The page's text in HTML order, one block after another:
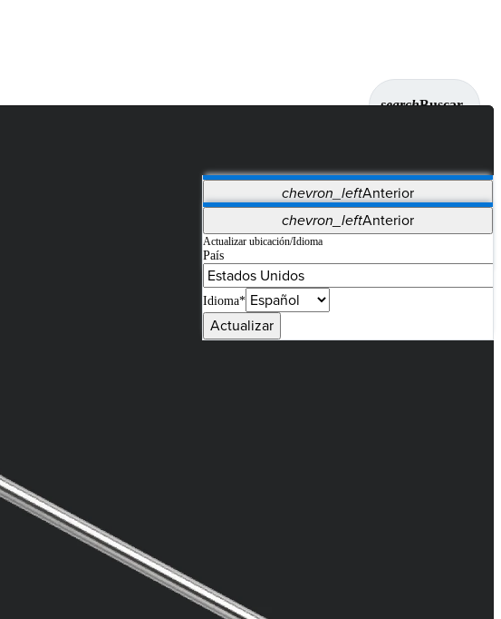
searchBuscar
chevron_leftAnterior
Vet Systems OrthoPedia Patient
Supplier Portal
Synergy Imaging & Resection
chevron_leftAnterior
Actualizar ubicación/Idioma
País
Idioma*
Actualizar